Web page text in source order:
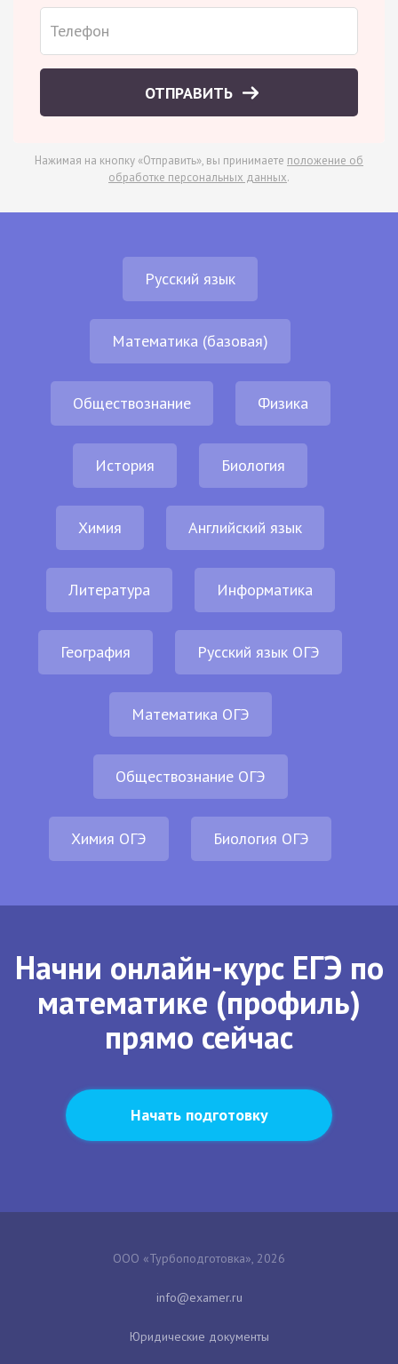
ОТПРАВИТЬ
Нажимая на кнопку «Отправить», вы принимаете положение об
обработке персональных данных.
Русский язык
Математика (базовая)
Обществознание Физика
История Биология
Химия Английский язык
Литература Информатика
География Русский язык ОГЭ
Математика ОГЭ
Обществознание ОГЭ
Химия ОГЭ Биология ОГЭ
Начни онлайн-курс ЕГЭ по
математике (профиль)
прямо сейчас
Начать подготовку
ООО «Турбоподготовка», 2026
Юридические документы